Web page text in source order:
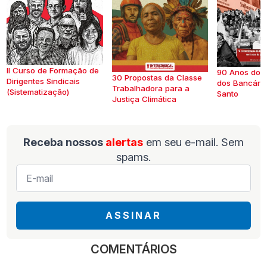
II Curso de Formação de
Dirigentes Sindicais
(Sistematização)
30 Propostas da Classe
Trabalhadora para a
Justiça Climática
90 Anos do
dos
Santo
Receba nossos alertas em seu e-mail. Sem
spams.
E-
mail
ASSINAR
COMENTÁRIOS